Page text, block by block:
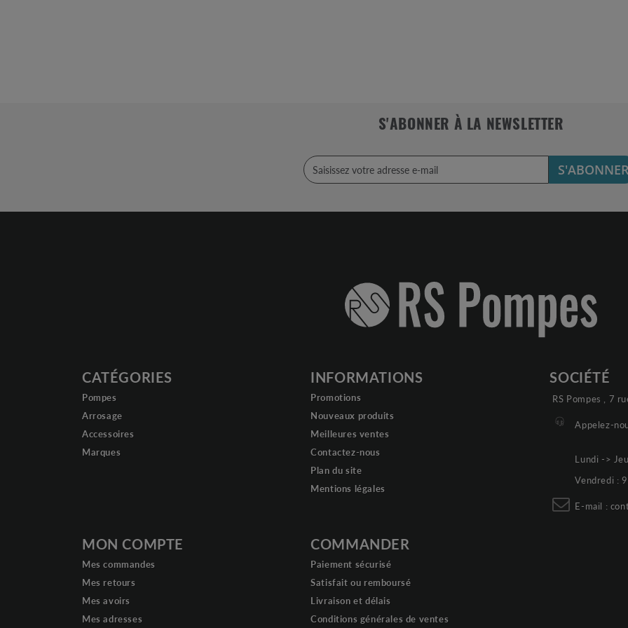
S'ABONNER À LA NEWSLETTER
CATÉGORIES
Pompes
Arrosage
Accessoires
Marques
INFORMATIONS
Promotions
Nouveaux produits
Meilleures ventes
Contactez-nous
Plan du site
Mentions légales
MON COMPTE
Mes commandes
Mes retours
Mes avoirs
Mes adresses
COMMANDER
Paiement sécurisé
Satisfait ou remboursé
Livraison et délais
Conditions générales de ventes
SOCIÉTÉ
RS Pompes , 7
Appelez-
Lundi ->
Vendredi :
E-mail :